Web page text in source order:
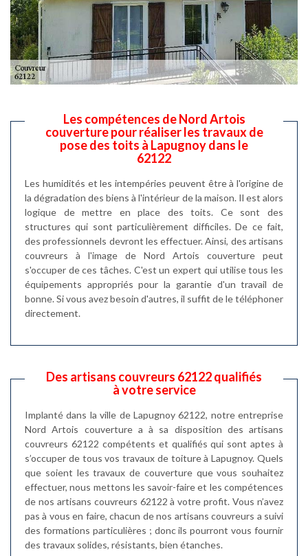
Les compétences de Nord Artois
couverture pour réaliser les travaux de
pose des toits à Lapugnoy dans le
62122
Les humidités et les intempéries peuvent être à l'origine de
la dégradation des biens à l'intérieur de la maison. Il est alors
logique de mettre en place des toits. Ce sont des
structures qui sont particulièrement difficiles. De ce fait,
des professionnels devront les effectuer. Ainsi, des artisans
couvreurs à l'image de Nord Artois couverture peut
s'occuper de ces tâches. C'est un expert qui utilise tous les
équipements appropriés pour la garantie d'un travail de
bonne. Si vous avez besoin d'autres, il suffit de le téléphoner
directement.
Des artisans couvreurs 62122 qualifiés
à votre service
Implanté dans la ville de Lapugnoy 62122, notre entreprise
Nord Artois couverture a à sa disposition des artisans
couvreurs 62122 compétents et qualifiés qui sont aptes à
s’occuper de tous vos travaux de toiture à Lapugnoy. Quels
que soient les travaux de couverture que vous souhaitez
effectuer, nous mettons les savoir-faire et les compétences
de nos artisans couvreurs 62122 à votre profit. Vous n’avez
pas à vous en faire, chacun de nos artisans couvreurs a suivi
des formations particulières ; donc ils pourront vous fournir
des travaux solides, résistants, bien étanches.